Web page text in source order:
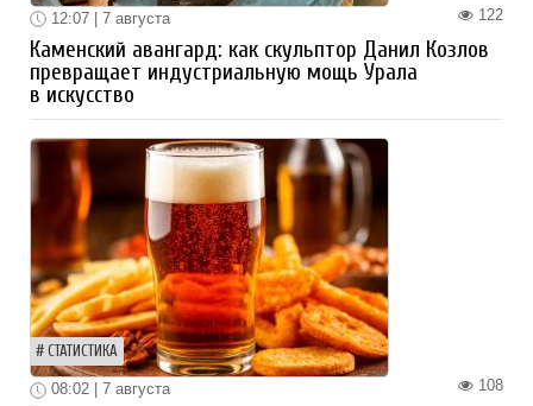
122
12:07 | 7 августа
Каменский авангард: как скульптор Данил Козлов
превращает индустриальную мощь Урала
в искусство
СТАТИСТИКА
108
08:02 | 7 августа